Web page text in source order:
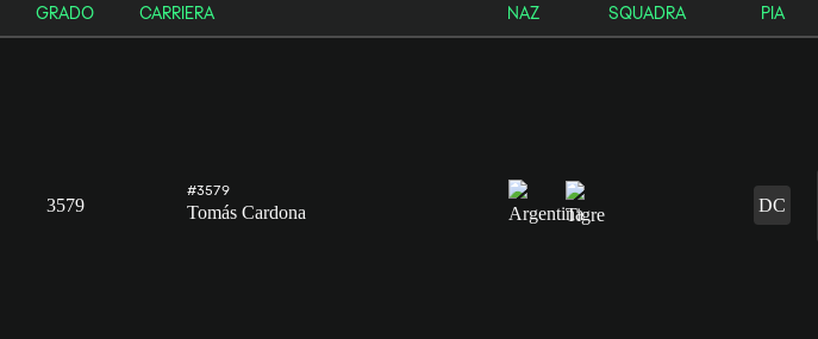
GRADO CARRIERA NAZ SQUADRA PIA
3579
#3579
Tomás Cardona DC